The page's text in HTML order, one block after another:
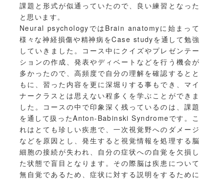
課題と形式が似通っていたので、良い練習となった
と思います。
Neural psychologyではBrain anatomyに始まって
様々な神経損傷や精神病をCase studyを通して勉強
していきました。コース中にクイズやプレゼンテー
ションの作成、発表やディベートなどを行う機会が
多かったので、高頻度で自分の理解を確認するとと
もに、習った内容を更に深堀りする事もでき、マイ
ナークラスとは思えない程多くを学ぶことができま
した。コースの中で印象深く残っているのは、課題
を通して扱ったAnton-Babinski Syndromeです。こ
れはとても珍しい疾患で、一次視覚野へのダメージ
などを原因とし、発生すると視覚情報を処理する脳
細胞の接続が失われ、自分の症状への自覚を欠損し
た状態で盲目となります。その際脳は疾患について
無自覚であるため、症状に対する説明をするために